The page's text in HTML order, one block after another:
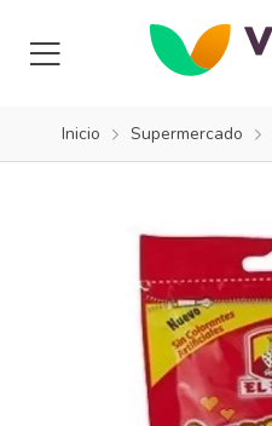
Inicio Supermercado